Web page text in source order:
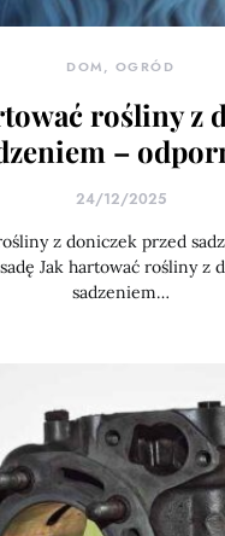
DOM, OGRÓD
rośliny z
–
24/12/2025
z doniczek przed
Jak hartować rośliny z
sadzeniem…